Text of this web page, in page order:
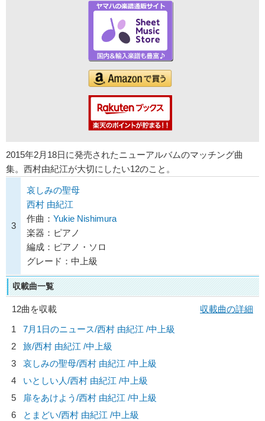
2015年2月18日に発売されたニューアルバムのマッチング曲
集。西村由紀江が大切にしたい12のこと。
3
哀しみの聖母
西村 由紀江
作曲： Yukie Nishimura
楽器：ピアノ
編成：ピアノ・ソロ
グレード：中上級
収載曲一覧
12曲を収載
収載曲の詳細
1
7月1日のニュース/西村 由紀江 /中上級
2
旅/西村 由紀江 /中上級
3
哀しみの聖母/西村 由紀江 /中上級
4
いとしい人/西村 由紀江 /中上級
5
扉をあけよう/西村 由紀江 /中上級
6
とまどい/西村 由紀江 /中上級